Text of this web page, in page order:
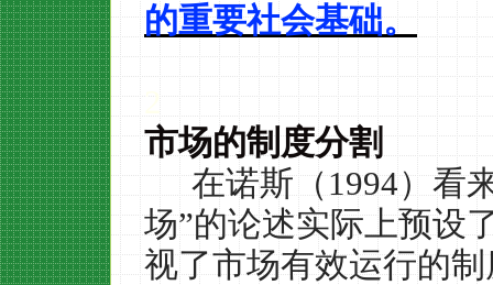
的重要社会基础。
2
市场的制度分割
在诺斯（1994）看
场”的论述实际上预设
视了市场有效运行的